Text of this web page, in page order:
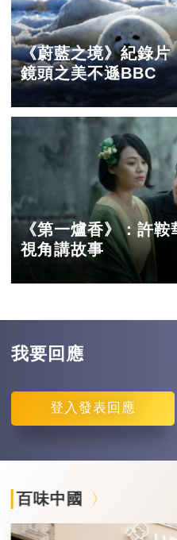
《蔚藍之境》紀錄片
鏡頭之美不遜BBC
《第一爐香》：許
視角講故事
我要回應
登入 發表回應
百味中國